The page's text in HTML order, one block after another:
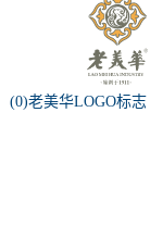
(0)老美华LOGO标志